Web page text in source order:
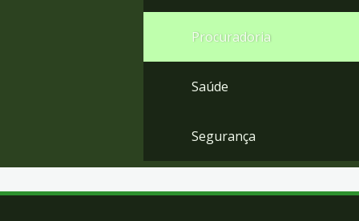
Procuradoria
Saúde
Segurança